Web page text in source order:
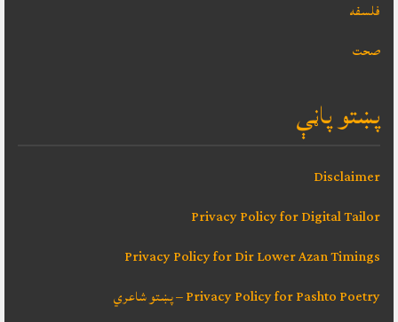
فلسفه
صحت
پښتو پاڼې
Disclaimer
Privacy Policy for Digital Tailor
Privacy Policy for Dir Lower Azan Timings
Privacy Policy for Pashto Poetry – پښتو شاعري